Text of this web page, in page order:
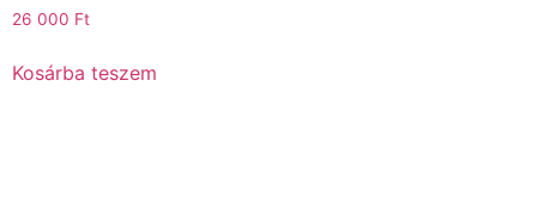
26 000 Ft
Kosárba teszem